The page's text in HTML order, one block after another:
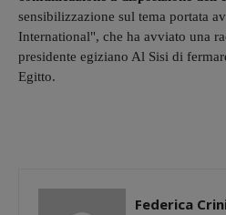
sensibilizzazione sul tema portata
International", che ha avviato una
presidente egiziano Al Sisi di
Egitto.
Federica